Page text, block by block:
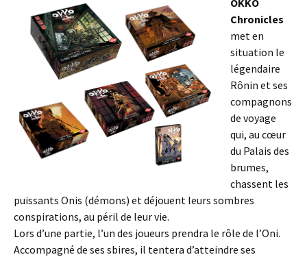
Chronicles
met en
situation le
légendaire
Rônin et ses
compagnons
de voyage
qui, au cœur
du Palais des
brumes,
chassent les
puissants Onis (démons) et déjouent leurs sombres
conspirations, au péril de leur vie.
Lors d’une partie, l’un des joueurs prendra le rôle de l’Oni.
Accompagné de ses sbires, il tentera d’atteindre ses